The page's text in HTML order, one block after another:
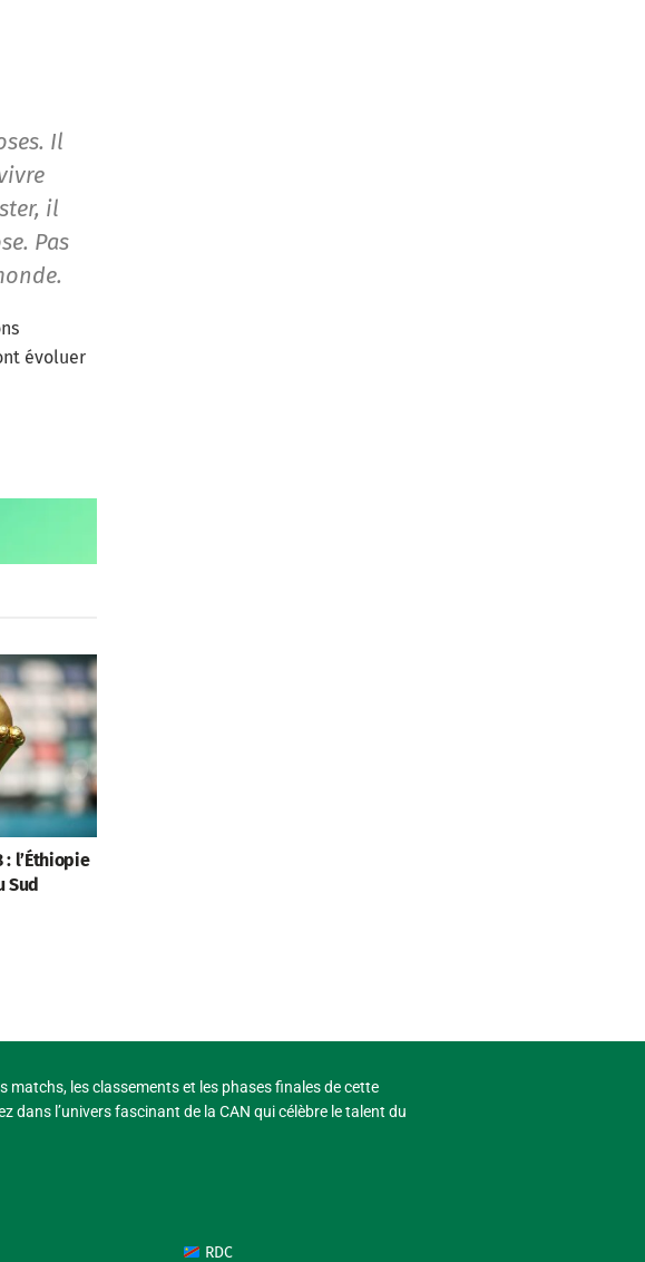
Il
il
Pas
évoluer
: l’Éthiopie
Sud
matchs, les classements et les phases finales de cette
l’univers fascinant de la CAN qui célèbre le talent du
RDC